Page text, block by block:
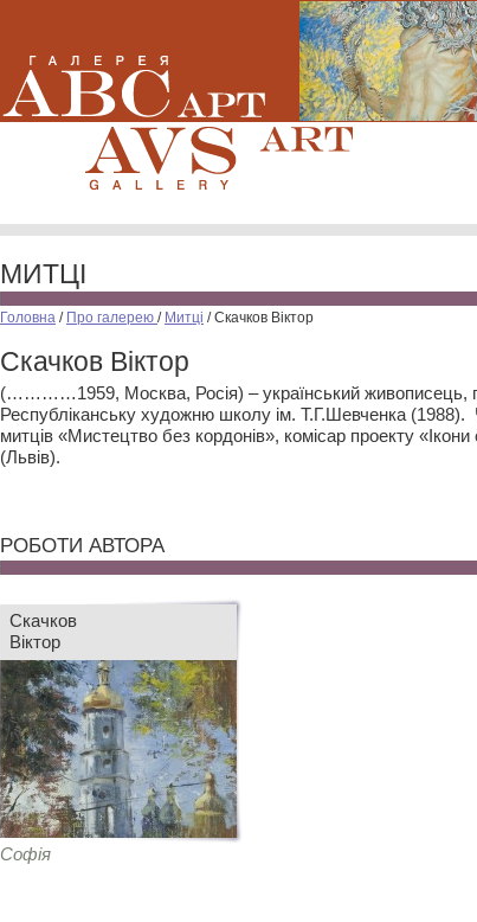
МИТЦІ
Головна / Про галерею / Митці /Скачков Віктор
Скачков Віктор
(…………1959, Москва, Росія) – український живописець,
Республіканську художню школу ім. Т.Г.Шевченка (1988).
митців «Мистецтво без кордонів», комісар проекту
(Львів).
РОБОТИ АВТОРА
Скачков
Віктор
Софія